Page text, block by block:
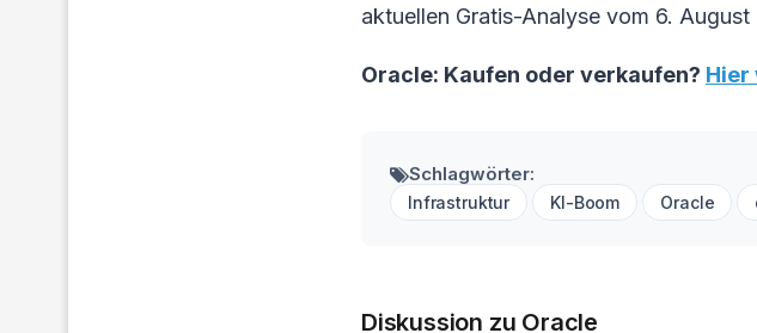
aktuellen Gratis-Analyse vom 6.
Oracle: Kaufen oder verkaufen? Hier
Schlagwörter:
Infrastruktur KI-Boom Oracle
Diskussion zu Oracle